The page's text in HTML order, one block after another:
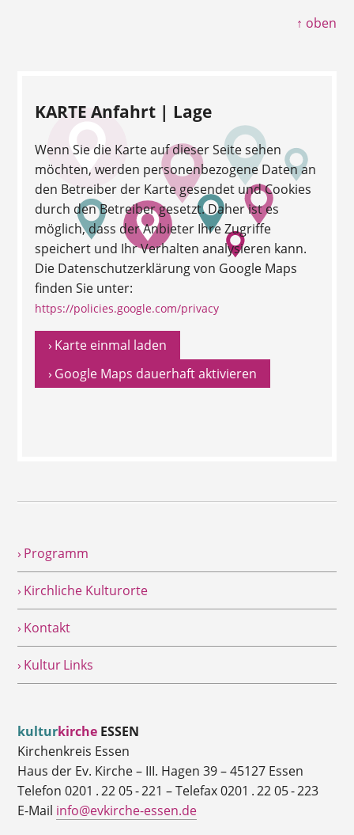
↑ oben
KARTE Anfahrt | Lage
Wenn Sie die Karte auf dieser Seite sehen
möchten, werden personenbezogene Daten an
den Betreiber der Karte gesendet und Cookies
durch den Betreiber gesetzt. Daher ist es
möglich, dass der Anbieter Ihre Zugriffe
speichert und Ihr Verhalten analysieren kann.
Die Datenschutzerklärung von Google Maps
finden Sie unter:
https://policies.google.com/privacy
› Karte einmal laden
› Google Maps dauerhaft aktivieren
› Programm
› Kirchliche Kulturorte
› Kontakt
› Kultur Links
kulturkirche ESSEN
Kirchenkreis Essen
Haus der Ev. Kirche – III. Hagen 39 – 45127 Essen
Telefon 0201 . 22 05 - 221 – Telefax 0201 . 22 05 - 223
E-Mail info@evkirche-essen.de